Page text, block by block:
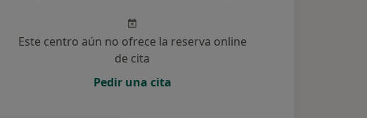
Este centro aún no ofrece la reserva online
de cita
Pedir una cita